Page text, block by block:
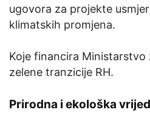
ugovora za projekte
klimatskih promjena.
Koje financira Ministarstvo
zelene tranzicije RH.
Prirodna i ekološka